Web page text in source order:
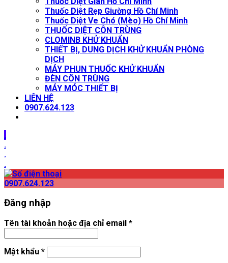
Thuốc Diệt Rẹp Giường Hồ Chí Minh
Thuốc Diệt Ve Chó (Mèo) Hồ Chí Minh
THUỐC DIỆT CÔN TRÙNG
CLOMINB KHỬ KHUẨN
THIẾT BỊ, DUNG DỊCH KHỬ KHUẨN PHÒNG
DỊCH
MÁY PHUN THUỐC KHỬ KHUẨN
ĐÈN CÔN TRÙNG
MÁY MÓC THIẾT BỊ
LIÊN HỆ
0907.624.123
.
.
.
.
0907.624.123
Đăng nhập
Tên tài khoản hoặc địa chỉ email *
Mật khẩu *